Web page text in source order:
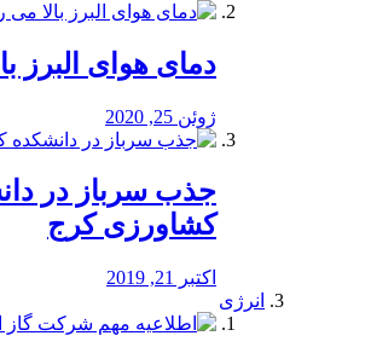
دمای هوای البرز
ژوئن 25, 2020
جذب سرباز در
کشاورزی کرج
اکتبر 21, 2019
انرژی